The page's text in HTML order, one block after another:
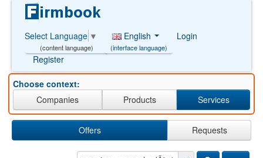
Select Language ▼
(content language)
English
(interface language)
Login
Register
Choose context:
Companies
Products Services
Offers Requests